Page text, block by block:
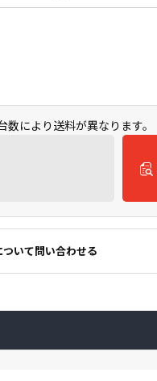
により送料が異なります。
ついて問い合わせる